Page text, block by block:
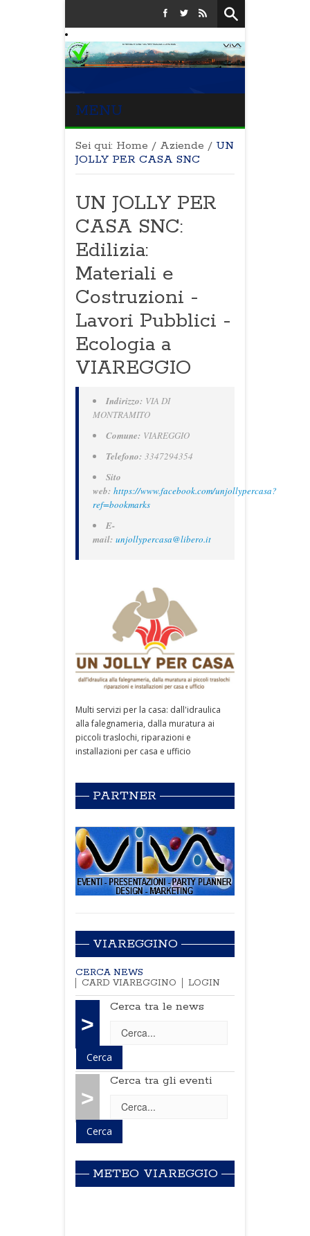
MENU
Sei qui: Home / Aziende / UN
JOLLY PER CASA SNC
UN JOLLY PER
CASA SNC:
Edilizia:
Materiali e
Costruzioni -
Lavori Pubblici -
Ecologia a
VIAREGGIO
Indirizzo: VIA DI
MONTRAMITO
Comune: VIAREGGIO
Telefono: 3347294354
Sito
web: https://www.facebook.com/unjollypercasa?
ref=bookmarks
E-
mail: unjollypercasa@libero.it
Multi servizi per la casa: dall'idraulica
alla falegnameria, dalla muratura ai
piccoli traslochi, riparazioni e
installazioni per casa e ufficio
PARTNER
VIAREGGINO
CERCA NEWS
CARD VIAREGGINO
LOGIN
>
Cerca tra le news
>
Cerca tra gli eventi
METEO VIAREGGIO